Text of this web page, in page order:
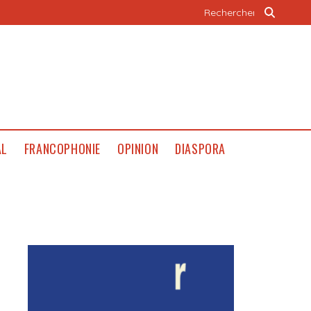
FRANCOPHONIE OPINION DIASPORA